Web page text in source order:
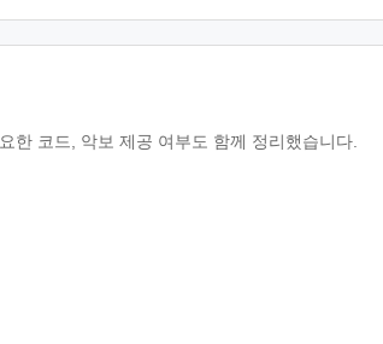
한 코드, 악보 제공 여부도 함께 정리했습니다.